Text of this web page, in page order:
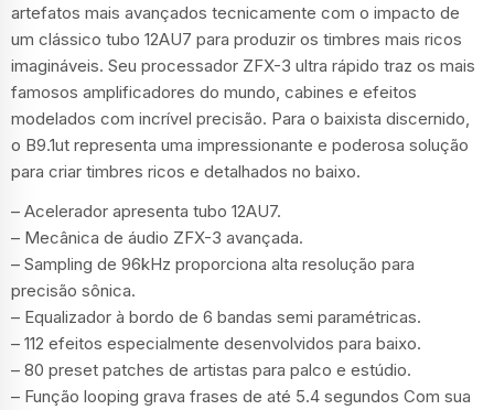
artefatos mais avançados tecnicamente com o impacto de
um clássico tubo 12AU7 para produzir os timbres mais ricos
imagináveis. Seu processador ZFX-3 ultra rápido traz os mais
famosos amplificadores do mundo, cabines e efeitos
modelados com incrível precisão. Para o baixista discernido,
o B9.1ut representa uma impressionante e poderosa solução
para criar timbres ricos e detalhados no baixo.
– Acelerador apresenta tubo 12AU7.
– Mecânica de áudio ZFX-3 avançada.
– Sampling de 96kHz proporciona alta resolução para
precisão sônica.
– Equalizador à bordo de 6 bandas semi paramétricas.
– 112 efeitos especialmente desenvolvidos para baixo.
– 80 preset patches de artistas para palco e estúdio.
– Função looping grava frases de até 5.4 segundos Com sua